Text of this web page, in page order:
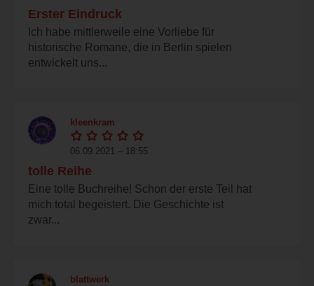
Erster Eindruck
Ich habe mittlerweile eine Vorliebe für
historische Romane, die in Berlin spielen
entwickelt uns...
kleenkram
06.09.2021 – 18:55
tolle Reihe
Eine tolle Buchreihe! Schon der erste Teil hat
mich total begeistert. Die Geschichte ist
zwar...
blattwerk